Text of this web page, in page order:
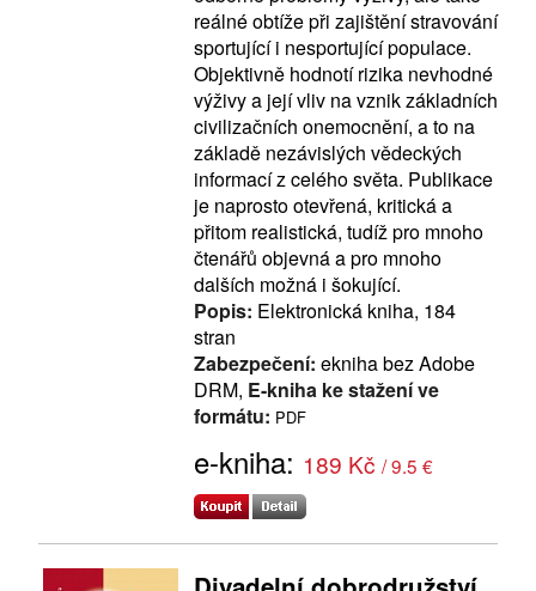
reálné obtíže při zajištění stravování
sportující i nesportující populace.
Objektivně hodnotí rizika nevhodné
výživy a její vliv na vznik základních
civilizačních onemocnění, a to na
základě nezávislých vědeckých
informací z celého světa. Publikace
je naprosto otevřená, kritická a
přitom realistická, tudíž pro mnoho
čtenářů objevná a pro mnoho
dalších možná i šokující.
Popis: Elektronická kniha, 184
stran
Zabezpečení: ekniha bez Adobe
DRM, E-kniha ke stažení ve
formátu: PDF
e-kniha: 189 Kč / 9.5 €